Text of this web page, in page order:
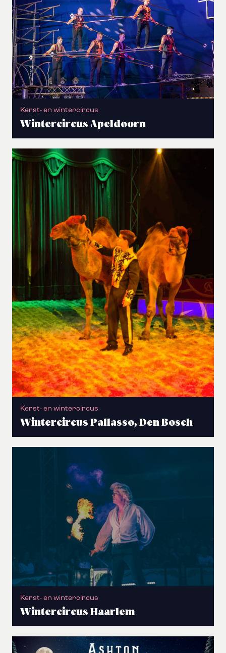
Kerst- en wintercircus
Wintercircus Apeldoorn
Kerst- en wintercircus
Wintercircus Pallasso, Den Bosch
Kerst- en wintercircus
Wintercircus Haarlem